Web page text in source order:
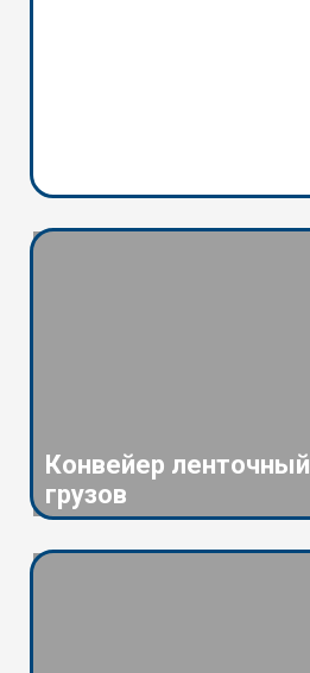
Конвейер
грузов